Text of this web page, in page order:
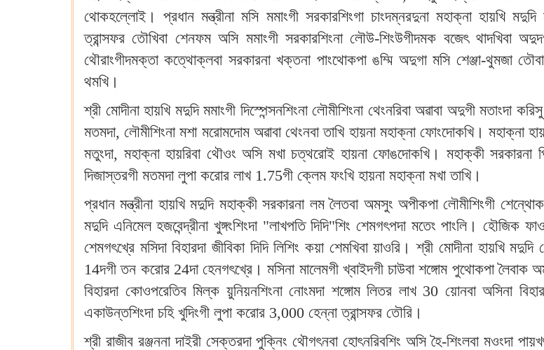
থোকহল্লোই। প্রধান মন্ত্রীনা মসি মমাংগী সরকারশিংগা চাংদম্নরদুনা মহাক্না হায়খি
ত্রান্সফর তৌখিবা শেনফম অসি মমাংগী সরকারশিংনা লৌউ-শিংউগীদমক বজেৎ থাদখিবা
থৌরাংগীদমক্তা কত্থোক্লবা সরকারনা খক্তনা পাংথোকপা ঙম্মি অদুগা মসি শেঞ্জা-থুমজা
থমখি।
শ্রী মোদীনা হায়খি মদুদি মমাংগী দিস্পেন্সনশিংনা লৌমীশিংনা থেংনরিবা অৱাবা অদুগী
মতমদা, লৌমীশিংনা মশা মরোমদোম অৱাবা থেংনবা তাখি হায়না মহাক্না ফোংদোকখি। মহাক্না
মতুংদা, মহাক্না হায়রিবা থৌওং অসি মখা চত্থরোই হায়না ফোঙদোকখি। মহাক্কী সরকারনা
দিজাস্তরগী মতমদা লুপা করোর লাখ 1.75গী ক্লেম ফংখি হায়না মহাক্না মখা তাখি।
প্রধান মন্ত্রীনা হায়খি মদুদি মহাক্কী সরকারনা লম লৈতবা অমসুং অপীকপা লৌমীশিংগী
মদুদি এনিমেল হজবেন্দ্রীনা খুঙ্গংশিংদা "লাখপতি দিদি"শিং শেমগৎপদা মতেং পাংলি। হৌজিক
শেমগৎখ্রে মসিদা বিহারদা জীবিকা দিদি লিশিং কয়া শেমখিবা য়াওরি। শ্রী মোদীনা হায়খি
14দগী তন করোর 24দা হেনগৎখ্রে। মসিনা মালেমগী খ্বাইদগী চাউবা শঙ্গোম পুথোকপা লৈবাক
বিহারদা কোওপরেতিব মিল্ক য়ুনিয়নশিংনা নোংমদা শঙ্গোম লিতর লাখ 30 য়োনবা অসিনা
একাউন্তশিংদা চহি খুদিংগী লুপা করোর 3,000 হেন্না ত্রান্সফর তৌরি।
শ্রী রাজীব রঞ্জননা দাইরী সেক্তরদা পুক্নিং থৌগৎনবা হোৎনরিবশিং অসি হৈ-শিংলবা মওংদা